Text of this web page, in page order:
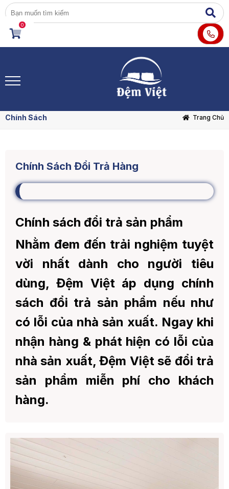
0
Chính Sách Trang Chủ
Chính Sách Đổi Trả Hàng
Chính sách đổi trả sản phẩm
Nhằm đem đến trải nghiệm tuyệt
vời nhất dành cho người tiêu
dùng, Đệm Việt áp dụng chính
sách đổi trả sản phẩm nếu như
có lỗi của nhà sản xuất. Ngay khi
nhận hàng & phát hiện có lỗi của
nhà sản xuất, Đệm Việt sẽ đổi trả
sản phẩm miễn phí cho khách
hàng.